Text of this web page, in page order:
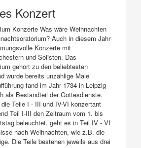
Konzert
Konzerte Was wäre Weihnachten
Auch in diesem Jahr
Konzerte mit
und Solisten. Das
gehört zu den beliebtesten
wurde bereits unzählige Male
fand im Jahr 1734 in Leipzig
als Bestandteil der Gottesdienste.
Teile I - III und IV-VI konzertant
Teil I-III den Zeitraum vom 1. bis
beleuchtet, geht es in Teil IV - VI
nach Weihnachten, wie z.B. die
Die Teile bestehen jeweils aus drei